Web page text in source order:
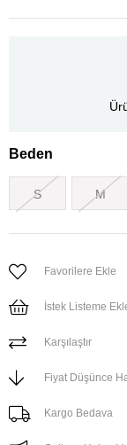
Beden
S M
Favorilere Ekle
İstek Listeme
Karşılaştır
Fiyat Düşünce
Kargo Bedava